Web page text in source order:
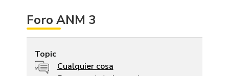
Foro ANM 3
Topic
Normal topicCualquier cosa